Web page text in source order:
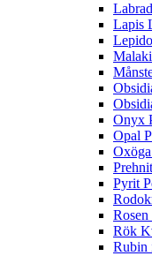
Lapis
Onyx
Opal
Pyrit
Rök
Rubin